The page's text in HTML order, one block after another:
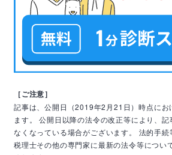
［ご注意］
記事は、公開日（2019年2月21日）時点にお
ます。
公開日以降の法令の改正等により、
なくなっている場合がございます。
法的手続
税理士その他の専門家に最新の法令等につい